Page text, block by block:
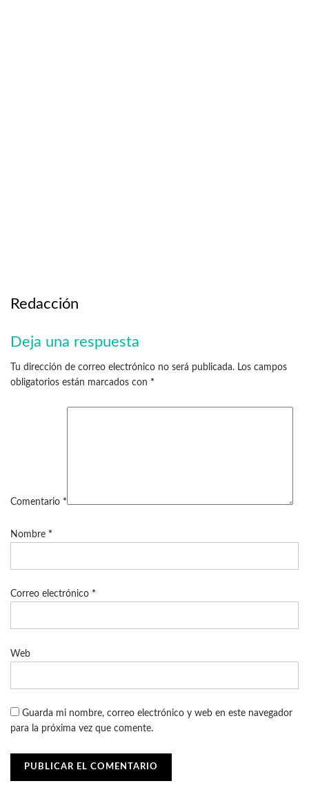
Redacción
Deja una respuesta
Tu dirección de correo electrónico no será publicada. Los campos
obligatorios están marcados con *
Comentario *
Nombre *
Correo electrónico *
Web
Guarda mi nombre, correo electrónico y web en este navegador
para la próxima vez que comente.